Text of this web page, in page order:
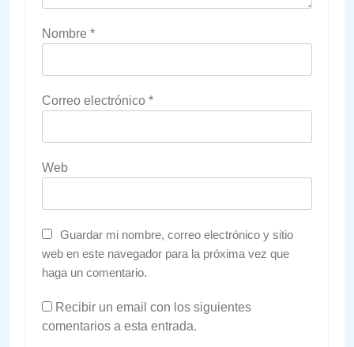
Nombre *
Correo electrónico *
Web
Guardar mi nombre, correo electrónico y sitio
web en este navegador para la próxima vez que
haga un comentario.
Recibir un email con los siguientes
comentarios a esta entrada.